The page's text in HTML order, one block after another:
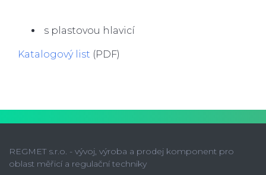
s plastovou hlavicí
Katalogový list (PDF)
REGMET s.r.o. - vývoj, výroba a prodej komponent pro
oblast měřicí a regulační techniky